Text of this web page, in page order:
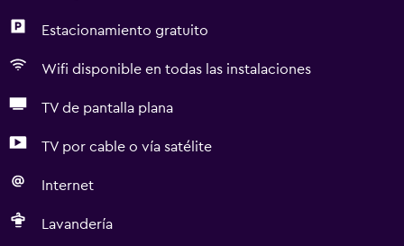
Estacionamiento gratuito
Wifi disponible en todas las instalaciones
TV de pantalla plana
TV por cable o vía satélite
Internet
Lavandería